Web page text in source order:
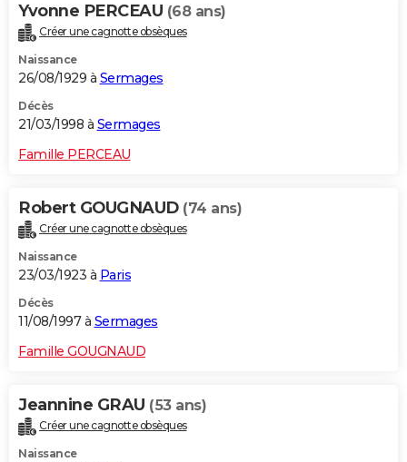
Yvonne PERCEAU (68 ans)
Créer une cagnotte obsèques
Naissance
26/08/1929 à Sermages
Décès
21/03/1998 à Sermages
Famille PERCEAU
Robert GOUGNAUD (74 ans)
Créer une cagnotte obsèques
Naissance
23/03/1923 à Paris
Décès
11/08/1997 à Sermages
Famille GOUGNAUD
Jeannine GRAU (53 ans)
Créer une cagnotte obsèques
Naissance